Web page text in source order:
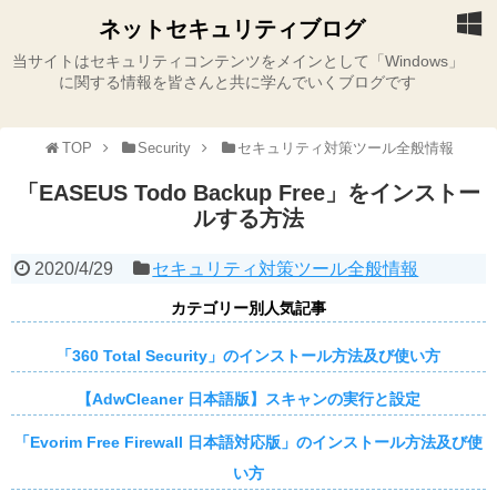
ネットセキュリティブログ
当サイトはセキュリティコンテンツをメインとして「Windows」
に関する情報を皆さんと共に学んでいくブログです
TOP Security セキュリティ対策ツール全般情報
「EASEUS Todo Backup Free」をインストー
ルする方法
2020/4/29 セキュリティ対策ツール全般情報
カテゴリー別人気記事
「360 Total Security」のインストール方法及び使い方
【AdwCleaner 日本語版】スキャンの実行と設定
「Evorim Free Firewall 日本語対応版」のインストール方法及び使
い方